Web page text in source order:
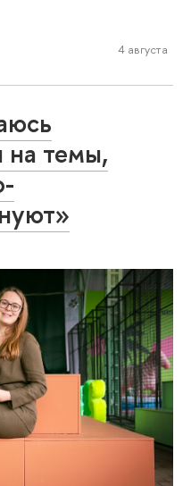
4 августа
на темы,